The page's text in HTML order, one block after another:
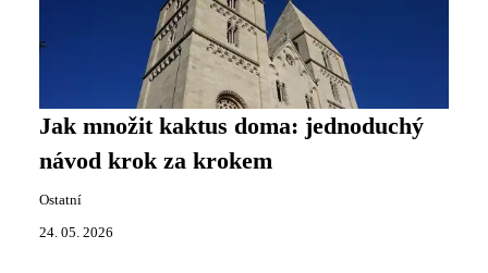
Jak množit kaktus doma: jednoduchý
návod krok za krokem
Ostatní
24. 05. 2026